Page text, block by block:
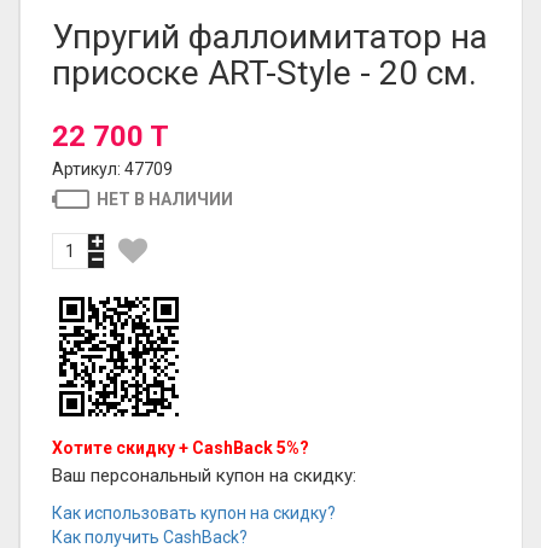
Упругий фаллоимитатор на
присоске ART-Style - 20 см.
22 700 T
Артикул: 47709
НЕТ В НАЛИЧИИ
Хотите скидку + CashBack 5%?
Ваш персональный купон на скидку:
Как использовать купон на скидку?
Как получить CashBack?